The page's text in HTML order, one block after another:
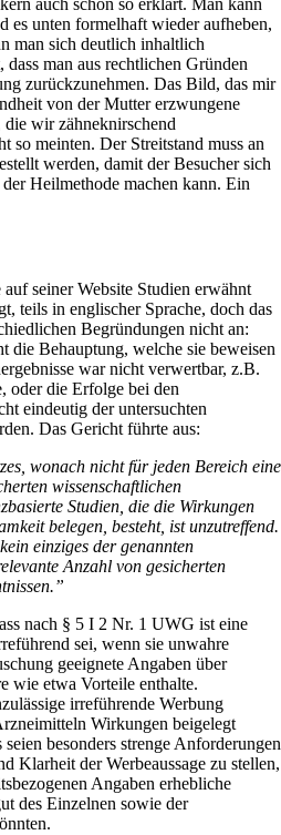
es unten formelhaft wieder aufheben,
man sich deutlich inhaltlich
man aus rechtlichen Gründen
zurückzunehmen. Das Bild, das mir
von der Mutter erzwungene
wir zähneknirschend
so meinten. Der Streitstand muss an
werden, damit der Besucher sich
Heilmethode machen kann. Ein
seiner Website Studien erwähnt
teils in englischer Sprache, doch das
Begründungen nicht an:
die Behauptung, welche sie beweisen
war nicht verwertbar, z.B.
oder die Erfolge bei den
eindeutig der untersuchten
Das Gericht führte aus:
wonach nicht für jeden Bereich eine
wissenschaftlichen
Studien, die die Wirkungen
belegen, besteht, ist unzutreffend.
einziges der genannten
Anzahl von gesicherten
nach § 5 I 2 Nr. 1 UWG ist eine
sei, wenn sie unwahre
geeignete Angaben über
wie etwa Vorteile enthalte.
irreführende Werbung
Wirkungen beigelegt
besonders strenge Anforderungen
Klarheit der Werbeaussage zu stellen,
Angaben erhebliche
des Einzelnen sowie der